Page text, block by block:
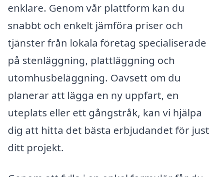
enklare. Genom vår plattform kan du
snabbt och enkelt jämföra priser och
tjänster från lokala företag specialiserade
på stenläggning, plattläggning och
utomhusbeläggning. Oavsett om du
planerar att lägga en ny uppfart, en
uteplats eller ett gångstråk, kan vi hjälpa
dig att hitta det bästa erbjudandet för just
ditt projekt.